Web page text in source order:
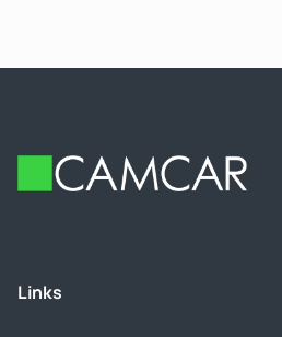
Footer
Links